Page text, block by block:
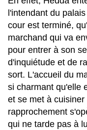
l'intendant du
cour est terminé,
marchand qui va
pour entrer à son
d'inquiétude et de
sort. L'accueil du
si charmant qu'elle
et se met à
rapprochement
qui ne tarde pas à